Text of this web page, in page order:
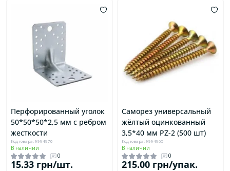
Перфорированный уголок
50*50*50*2,5 мм с ребром
жесткости
Код товара: 9994970
В наличии
0
15.33 грн/шт.
Саморез универсальный
жёлтый оцинкованный
3,5*40 мм PZ-2 (500 шт)
Код товара: 9994965
В наличии
0
215.00 грн/упак.